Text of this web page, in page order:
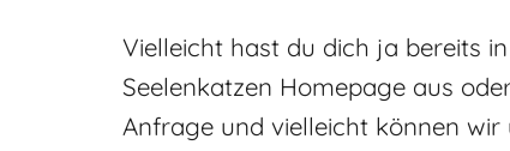
Vielleicht hast du dich ja bereits
Seelenkatzen Homepage aus
Anfrage und vielleicht können